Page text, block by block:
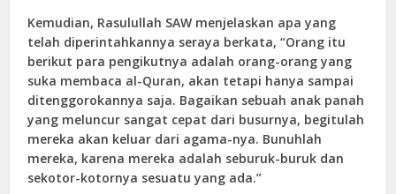
Kemudian, Rasulullah SAW menjelaskan apa yang
telah diperintahkannya seraya berkata, “Orang itu
berikut para pengikutnya adalah orang-orang yang
suka membaca al-Quran, akan tetapi hanya sampai
ditenggorokannya saja. Bagaikan sebuah anak panah
yang meluncur sangat cepat dari busurnya, begitulah
mereka akan keluar dari agama-nya. Bunuhlah
mereka, karena mereka adalah seburuk-buruk dan
sekotor-kotornya sesuatu yang ada.”